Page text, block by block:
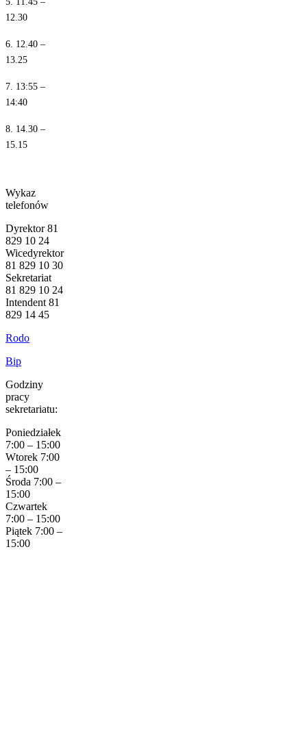
12.30
6. 12.40 –
13.25
7. 13:55 –
14:40
8. 14.30 –
15.15
Wykaz
telefonów
Dyrektor 81
829 10 24
Wicedyrektor
81 829 10 30
Sekretariat
81 829 10 24
Intendent 81
829 14 45
Rodo
Bip
Godziny
pracy
sekretariatu:
Poniedziałek
7:00 – 15:00
Wtorek 7:00
– 15:00
Środa 7:00 –
15:00
Czwartek
7:00 – 15:00
Piątek 7:00 –
15:00